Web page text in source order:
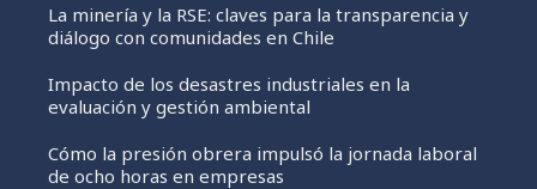
La minería y la RSE: claves para la transparencia y
diálogo con comunidades en Chile
Impacto de los desastres industriales en la
evaluación y gestión ambiental
Cómo la presión obrera impulsó la jornada laboral
de ocho horas en empresas